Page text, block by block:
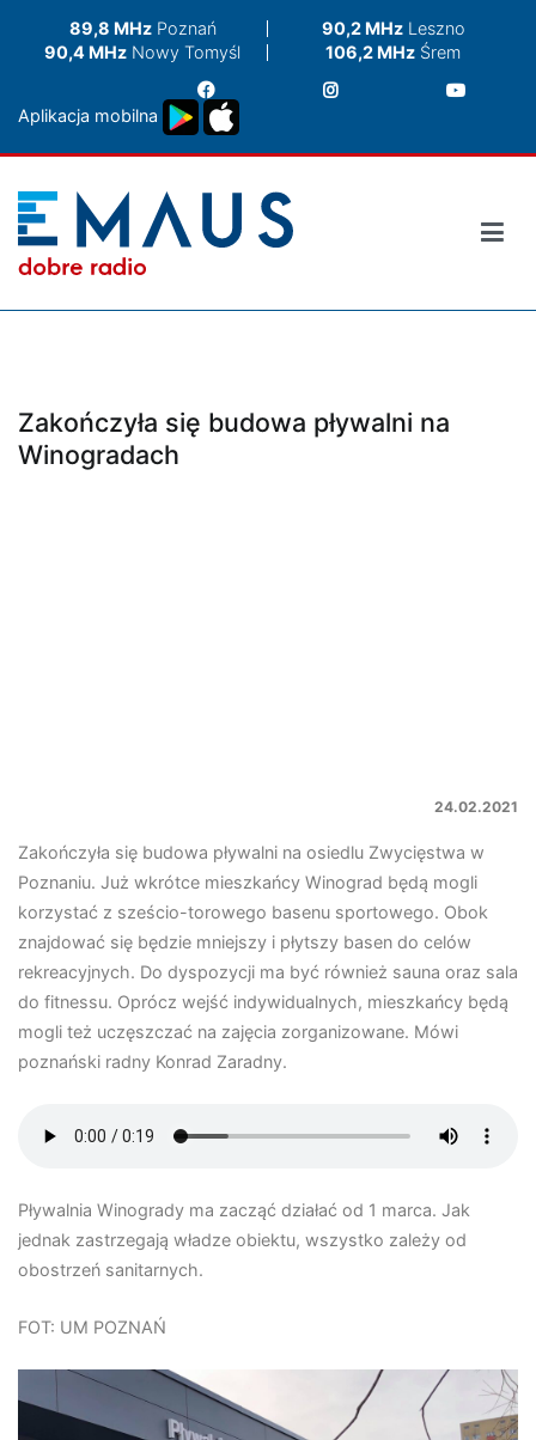
89,8 MHzPoznań 90,2 MHzLeszno
90,4 MHz Nowy Tomyśl 106,2 MHz Śrem
Aplikacja mobilna
Zakończyła się budowa pływalni na
Winogradach
24.02.2021
Zakończyła się budowa pływalni na osiedlu Zwycięstwa w
Poznaniu. Już wkrótce mieszkańcy Winograd będą mogli
korzystać z sześcio-torowego basenu sportowego. Obok
znajdować się będzie mniejszy i płytszy basen do celów
rekreacyjnych. Do dyspozycji ma być również sauna oraz sala
do fitnessu. Oprócz wejść indywidualnych, mieszkańcy będą
mogli też uczęszczać na zajęcia zorganizowane. Mówi
poznański radny Konrad Zaradny.
Pływalnia Winogrady ma zacząć działać od 1 marca. Jak
jednak zastrzegają władze obiektu, wszystko zależy od
obostrzeń sanitarnych.
FOT: UM POZNAŃ